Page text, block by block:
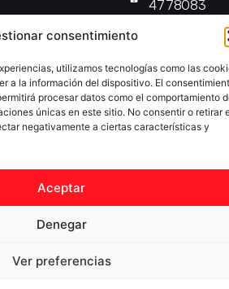
consentimiento
utilizamos tecnologías como las
a la información del dispositivo. El
procesar datos como el comportamiento
únicas en este sitio. No consentir o retirar
negativamente a ciertas características y
Aceptar
Denegar
Ver preferencias
4778083
Madrileña de Tenis de Mesa |
porTOOOLS